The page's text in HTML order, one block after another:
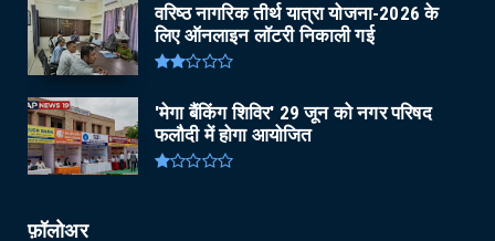
वरिष्ठ नागरिक तीर्थ यात्रा योजना-2026 के
लिए ऑनलाइन लॉटरी निकाली गई
'मेगा बैंकिंग शिविर' 29 जून को नगर परिषद
फलौदी में होगा आयोजित
फ़ॉलोअर